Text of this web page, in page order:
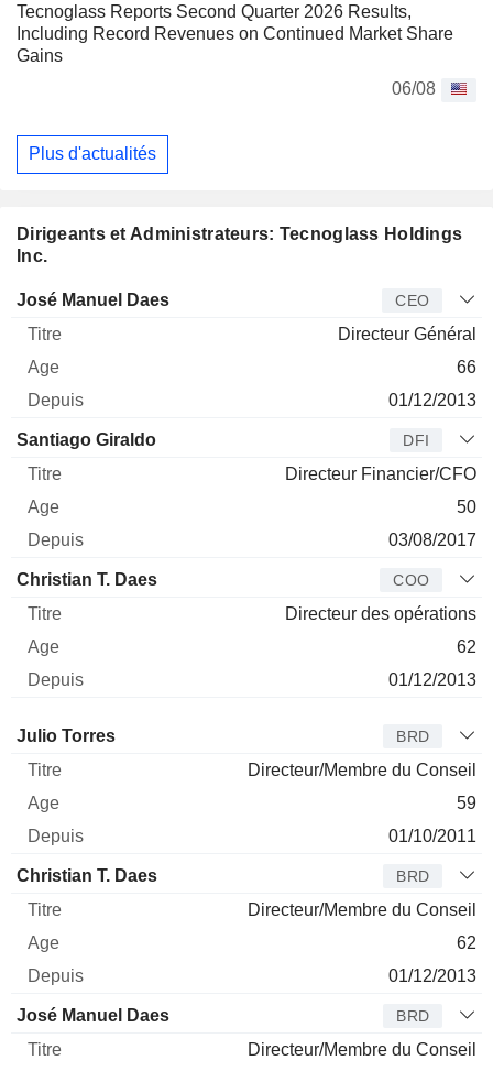
Tecnoglass Reports Second Quarter 2026 Results,
Including Record Revenues on Continued Market Share
Gains
06/08
Plus d'actualités
Dirigeants et Administrateurs: Tecnoglass Holdings
Inc.
Dirigeant Titre Age
José Manuel Daes CEO
Directeur Général
66
01/12/2013
Santiago Giraldo DFI
Directeur Financier/CFO
50
03/08/2017
Christian T. Daes COO
Directeur des opérations
62
01/12/2013
Administrateur
Julio Torres BRD
Directeur/Membre du Conseil
59
01/10/2011
Christian T. Daes BRD
Directeur/Membre du Conseil
62
01/12/2013
José Manuel Daes BRD
Directeur/Membre du Conseil